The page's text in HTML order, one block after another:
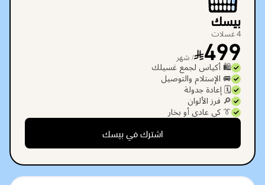
بيسك
4 غسلات
499 / شهر
🛍️ أكياس لجمع غسيلك
🚐 الإستلام والتوصيل
🗓️ إعادة جدولة
🔎 فرز الألوان
👔 كي عادي أو بخار
اشترك في بيسك